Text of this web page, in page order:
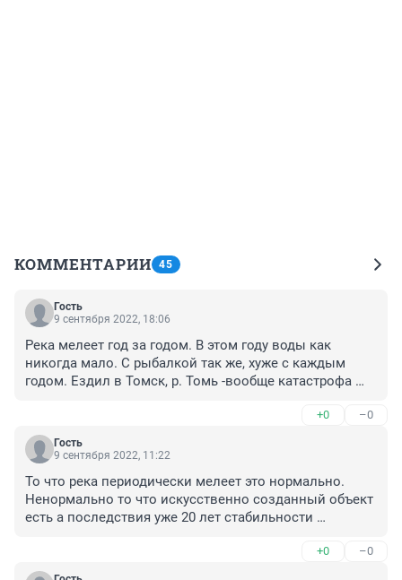
КОММЕНТАРИИ 45
Гость
9 сентября 2022, 18:06
Река мелеет год за годом. В этом году воды как
никогда мало. С рыбалкой так же, хуже с каждым
годом. Ездил в Томск, р. Томь -вообще катастрофа
+0 –0
Гость
9 сентября 2022, 11:22
То что река периодически мелеет это нормально.
Ненормально то что искусственно созданный объект
есть а последствия уже 20 лет стабильности
добры песок откачивать из искусственно созданной
лужи ибо коса песка от Тань Ваня скоро будет давить
+0 –0